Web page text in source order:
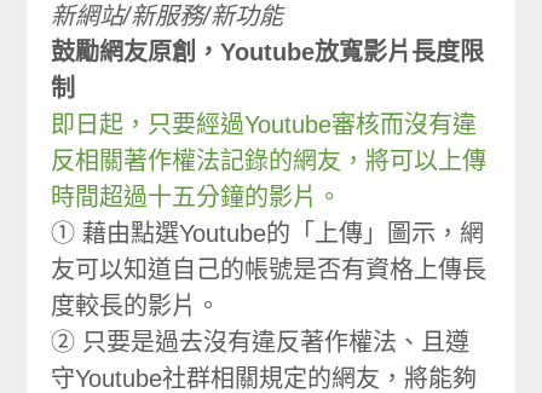
新網站/新服務/新功能
鼓勵網友原創，Youtube放寬影片長度限
制
即日起，只要經過Youtube審核而沒有違
反相關著作權法記錄的網友，將可以上傳
時間超過十五分鐘的影片。
① 藉由點選Youtube的「上傳」圖示，網
友可以知道自己的帳號是否有資格上傳長
度較長的影片。
② 只要是過去沒有違反著作權法、且遵
守Youtube社群相關規定的網友，將能夠